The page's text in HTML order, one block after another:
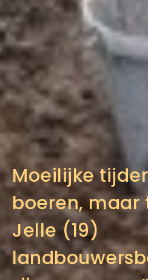
Moeilijke
boeren, maar
Jelle (19)